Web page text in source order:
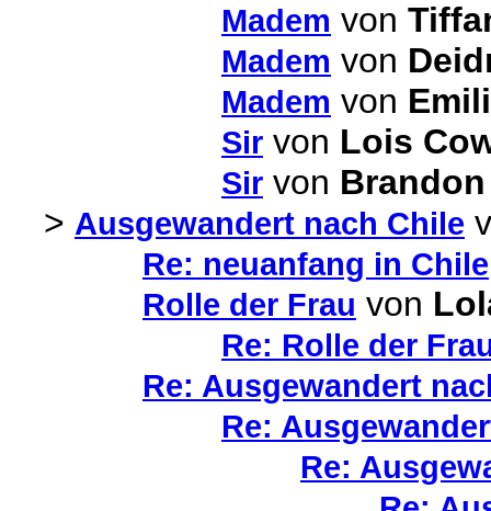
Madem von
Madem von
Madem von
Sir von Lois
Sir von
> Ausgewandert nach Chile
Re: neuanfang in Chile
Rolle der Frau von
Re: Rolle der
Re: Ausgewandert
Re:
Re: